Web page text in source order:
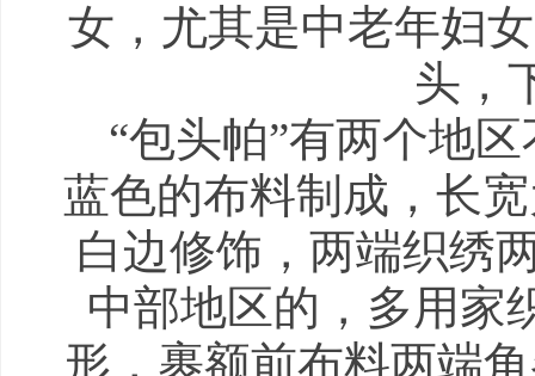
女，尤其是中老年妇
头，
“包头帕”有两个地
蓝色的布料制成，长
白边修饰，两端织绣
中部地区的，多用家
形，裹额前布料两端